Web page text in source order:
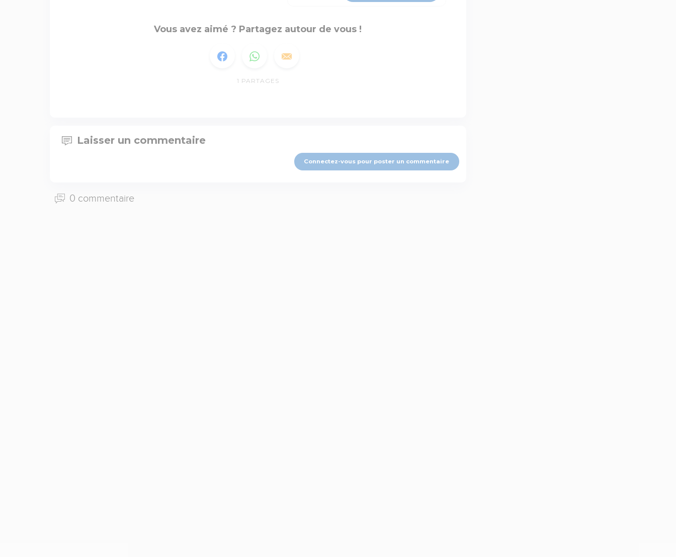
Vous avez aimé ? Partagez autour de vous !
1 PARTAGES
Laisser un commentaire
Connectez-vous pour poster un commentaire
0 commentaire